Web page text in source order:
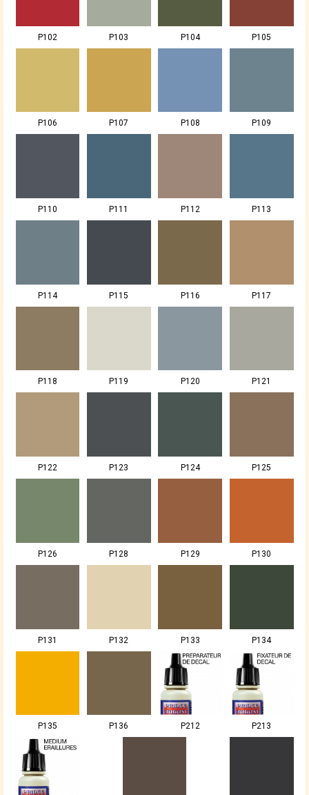
P102 P103 P104 P105
P106 P107 P108 P109
P110 P111 P112 P113
P114 P115 P116 P117
P118 P119 P120 P121
P122 P123 P124 P125
P126 P128 P129 P130
P131 P132 P133 P134
P135 P136 P212 P213